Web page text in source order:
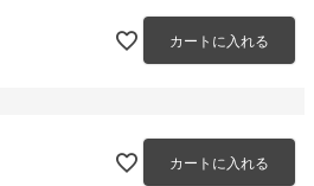
カートに入れる
カートに入れる